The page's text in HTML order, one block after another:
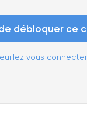
débloquer ce
vous connecter